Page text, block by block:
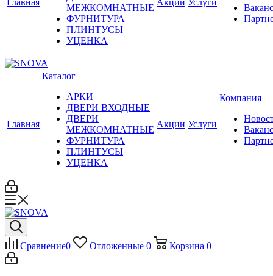
Главная
МЕЖКОМНАТНЫЕ
ФУРНИТУРА
ПЛИНТУСЫ
УЦЕНКА
Акции Услуги
Главная
Каталог
АРКИ
ДВЕРИ ВХОДНЫЕ
ДВЕРИ
МЕЖКОМНАТНЫЕ
ФУРНИТУРА
ПЛИНТУСЫ
УЦЕНКА
Акции Услуги
Компания
Сравнение0 Отложенные 0 Корзина 0